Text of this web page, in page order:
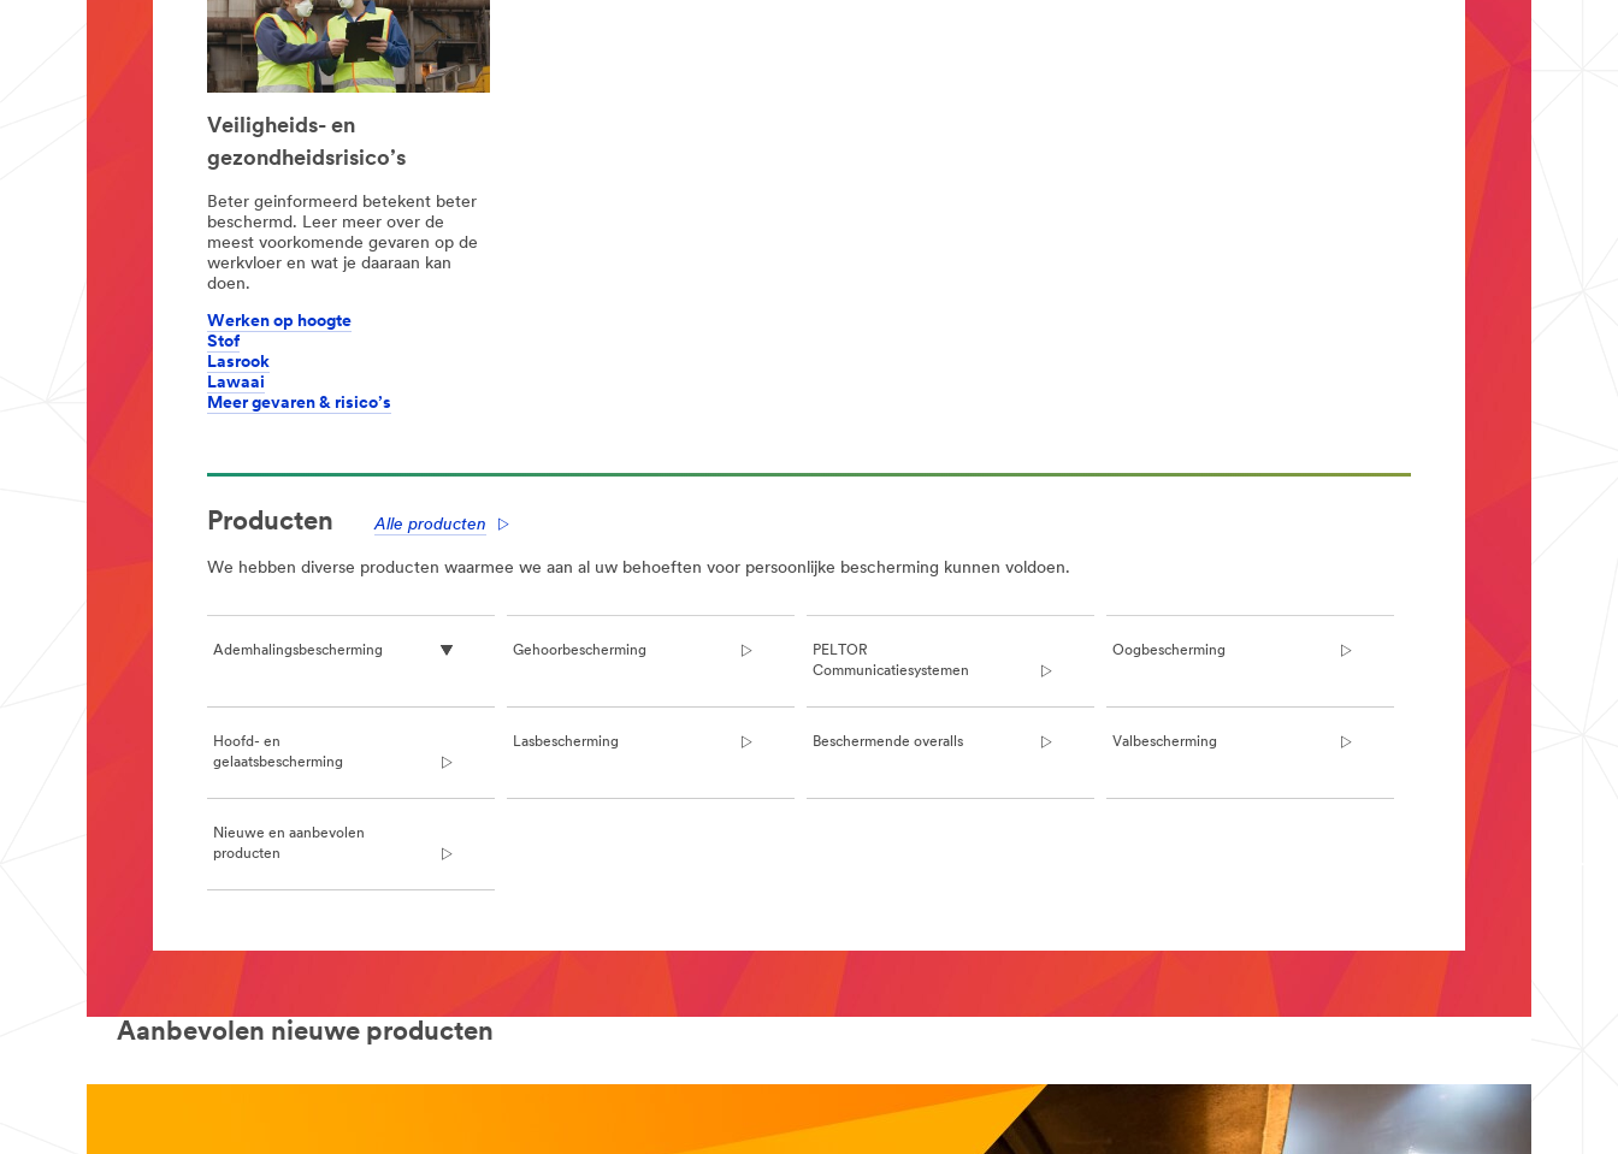
Veiligheids- en
gezondheidsrisico’s
Beter geinformeerd betekent beter
beschermd. Leer meer over de
meest voorkomende gevaren op de
werkvloer en wat je daaraan kan
doen.
Werken op hoogte
Stof
Lasrook
Lawaai
Meer gevaren & risico’s
Producten Alle producten
We hebben diverse producten waarmee we aan al uw behoeften voor persoonlijke bescherming kunnen voldoen.
Ademhalingsbescherming Gehoorbescherming
PELTOR
Communicatiesystemen
Oogbescherming
Hoofd- en
gelaatsbescherming
Lasbescherming Beschermende overalls Valbescherming
Nieuwe en aanbevolen
producten
area
***
url**
Aanbevolen nieuwe producten